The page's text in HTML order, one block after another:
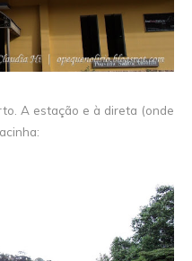
A estação e à direta (onde